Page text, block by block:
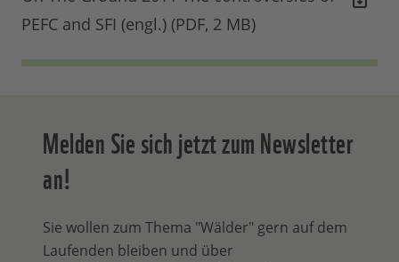
PEFC and SFI (engl.) (PDF, 2 MB)
Melden Sie sich jetzt zum Newsletter
an!
Sie wollen zum Thema "Wälder" gern auf dem
Laufenden bleiben und über